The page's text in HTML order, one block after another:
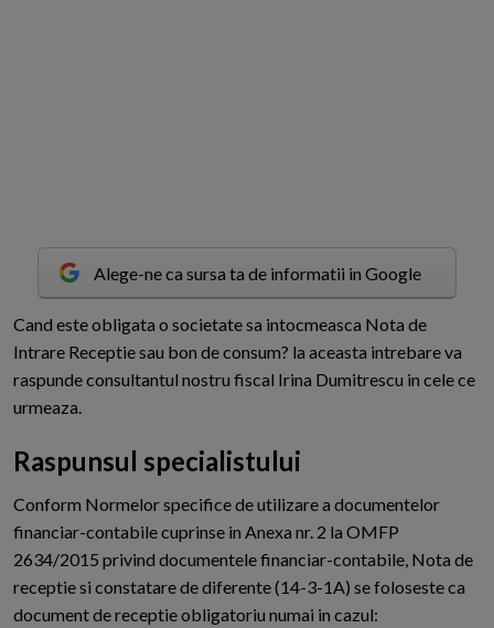
Alege-ne ca sursa ta de informatii in Google
Cand este obligata o societate sa intocmeasca Nota de
Intrare Receptie sau bon de consum? la aceasta intrebare va
raspunde consultantul nostru fiscal Irina Dumitrescu in cele ce
urmeaza.
Raspunsul specialistului
Conform Normelor specifice de utilizare a documentelor
financiar-contabile cuprinse in Anexa nr. 2 la OMFP
2634/2015 privind documentele financiar-contabile, Nota de
receptie si constatare de diferente (14-3-1A) se foloseste ca
document de receptie obligatoriu numai in cazul: